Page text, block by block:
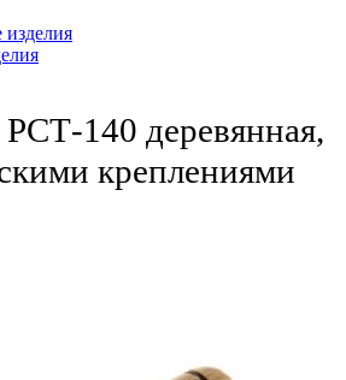
РСТ-140 деревянная,
креплениями